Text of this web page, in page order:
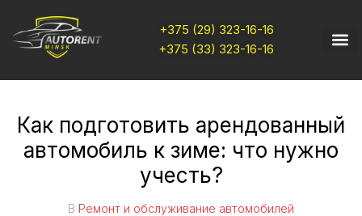
+375 (29) 323-16-16
+375 (33) 323-16-16
Как подготовить арендованный
автомобиль к зиме: что нужно
учесть?
В Ремонт и обслуживание автомобилей